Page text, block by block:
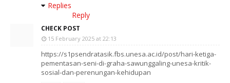
Replies
Reply
CHECK POST
15 February 2025 at 22:13
https://s1psendratasik.fbs.unesa.ac.id/post/hari-ketiga-
pementasan-seni-di-graha-sawunggaling-unesa-kritik-
sosial-dan-perenungan-kehidupan